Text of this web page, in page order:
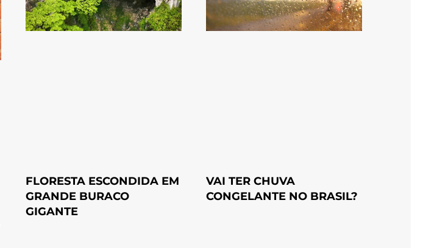
FLORESTA ESCONDIDA EM
GRANDE BURACO
GIGANTE
VAI TER CHUVA
CONGELANTE NO BRASIL?